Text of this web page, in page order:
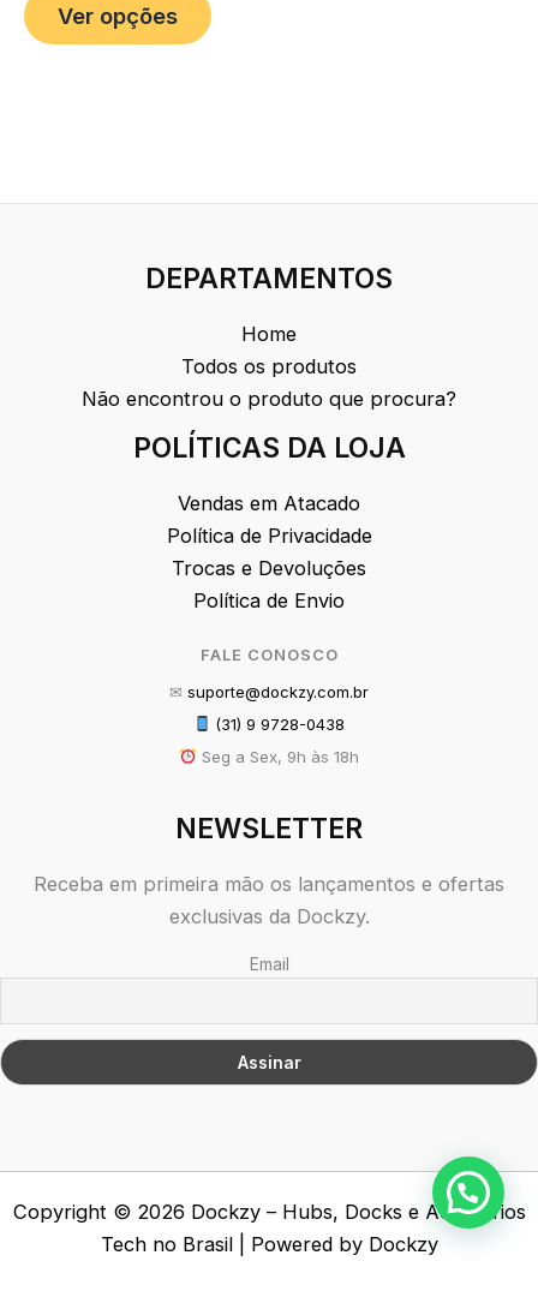
Ver opções
DEPARTAMENTOS
Home
Todos os produtos
Não encontrou o produto que procura?
POLÍTICAS DA LOJA
Vendas em Atacado
Política de Privacidade
Trocas e Devoluções
Política de Envio
FALE CONOSCO
✉ suporte@dockzy.com.br
(31) 9 9728-0438
Seg a Sex, 9h às 18h
NEWSLETTER
Receba em primeira mão os lançamentos e ofertas
exclusivas da Dockzy.
Email
Copyright © 2026 Dockzy – Hubs, Docks e Acessórios
Tech no Brasil | Powered by Dockzy